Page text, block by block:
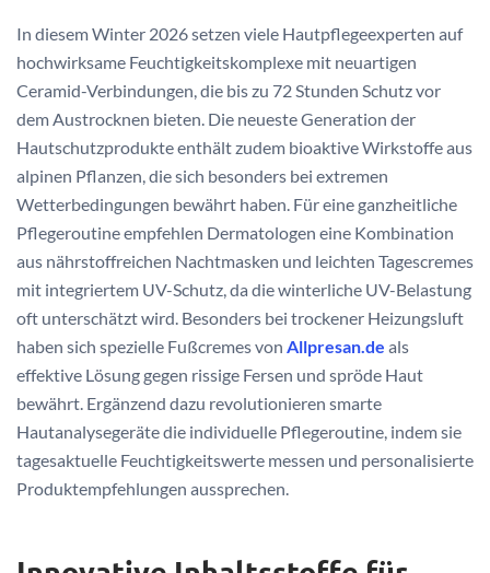
In diesem Winter 2026 setzen viele Hautpflegeexperten auf
hochwirksame Feuchtigkeitskomplexe mit neuartigen
Ceramid-Verbindungen, die bis zu 72 Stunden Schutz vor
dem Austrocknen bieten. Die neueste Generation der
Hautschutzprodukte enthält zudem bioaktive Wirkstoffe aus
alpinen Pflanzen, die sich besonders bei extremen
Wetterbedingungen bewährt haben. Für eine ganzheitliche
Pflegeroutine empfehlen Dermatologen eine Kombination
aus nährstoffreichen Nachtmasken und leichten Tagescremes
mit integriertem UV-Schutz, da die winterliche UV-Belastung
oft unterschätzt wird. Besonders bei trockener Heizungsluft
haben sich spezielle Fußcremes von Allpresan.de als
effektive Lösung gegen rissige Fersen und spröde Haut
bewährt. Ergänzend dazu revolutionieren smarte
Hautanalysegeräte die individuelle Pflegeroutine, indem sie
tagesaktuelle Feuchtigkeitswerte messen und personalisierte
Produktempfehlungen aussprechen.